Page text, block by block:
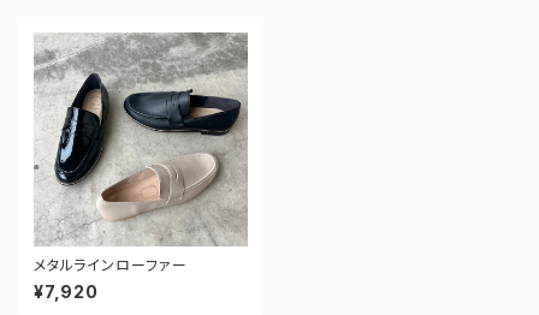
メタルラインローファー
¥7,920